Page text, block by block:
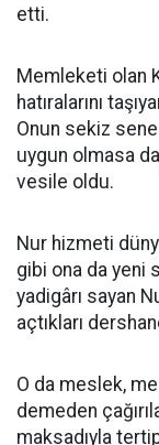
etti.
Memleketi olan
hatıralarını
Onun sekiz sene
uygun olmasa
vesile oldu.
Nur hizmeti
gibi ona da yeni
yadigârı sayan
açtıkları
O da meslek,
demeden
maksadıyla